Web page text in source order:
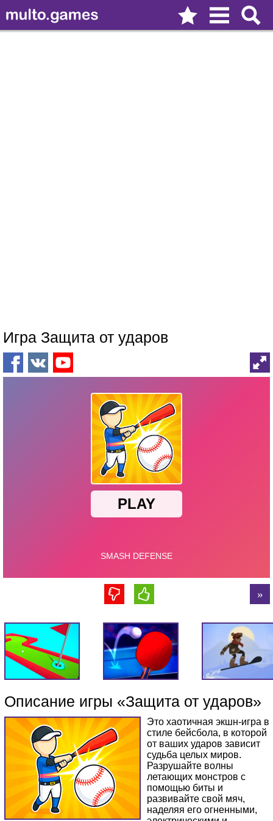
Игра Защита от ударов
Описание игры «Защита от ударов»
Это хаотичная экшн-игра в
стиле бейсбола, в которой
от ваших ударов зависит
судьба целых миров.
Разрушайте волны
летающих монстров с
помощью биты и
развивайте свой мяч,
наделяя его огненными,